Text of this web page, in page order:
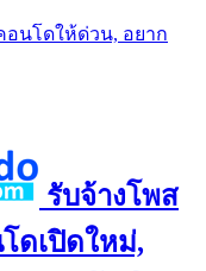
นโดให้ด่วน, อยาก
รับจ้างโพส
ดเปิดใหม่,